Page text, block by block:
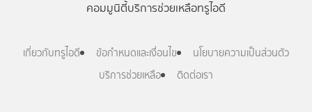
คอมมูนิตี้บริการช่วยเหลือทรูไอดี
เกี่ยวกับทรูไอดี ข้อกำหนดและเงื่อนไข
นโยบายความเป็นส่วนตัว
บริการช่วยเหลือ
ติดต่อเรา